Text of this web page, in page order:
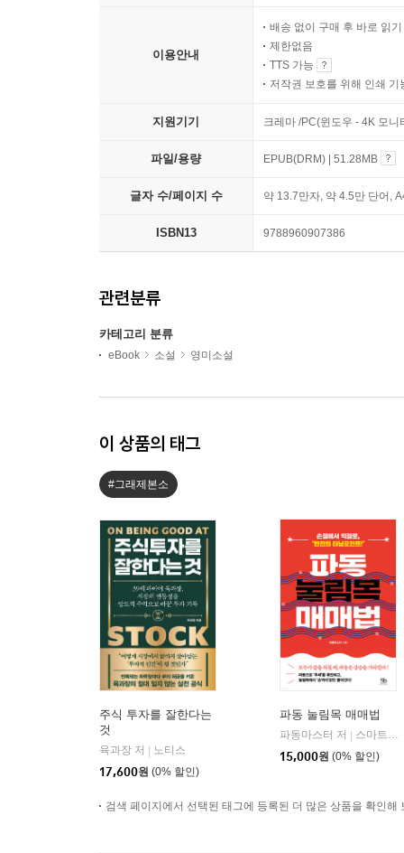
이용안내
배송 없이 구매 후 바로 읽기
제한없음
TTS 가능
저작권 보호를 위해 인쇄 기
지원기기 크레마 /PC(윈도우 - 4K 모
파일/용량 EPUB(DRM) | 51.28MB
글자 수/페이지 수 약 13.7만자, 약 4.5만 단어,
ISBN13 9788960907386
관련분류
카테고리 분류
eBook 소설 영미소설
이 상품의 태그
#그래제본소
주식 투자를 잘한다는
것
육과장 저 | 노티스
17,600원 (0% 할인)
파동 눌림목 매매법
파동마스터 저 | 스마트비즈니스
15,000원 (0% 할인)
검색 페이지에서 선택된 태그에 등록된 더 많은 상품을 확인해